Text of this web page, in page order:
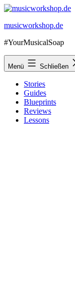
Zum
springen
musicworkshop.de
#YourMusicalSoap
Menü Schließen
Stories
Guides
Blueprints
Reviews
Lessons